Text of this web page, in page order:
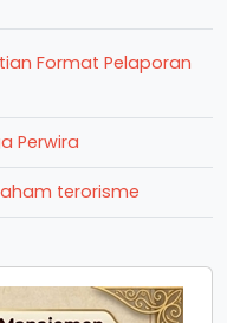
Format Pelaporan
Perwira
terorisme